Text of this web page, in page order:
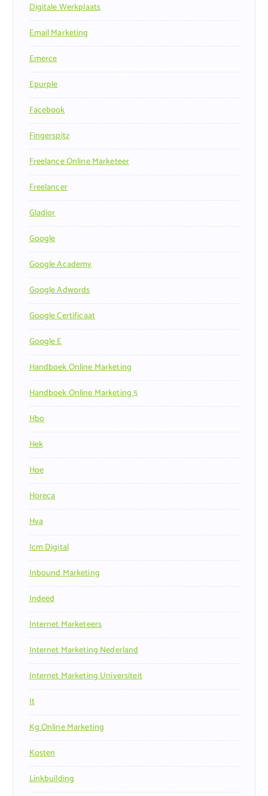
Digitale Werkplaats
Email Marketing
Emerce
Epurple
Facebook
Fingerspitz
Freelance Online Marketeer
Freelancer
Gladior
Google
Google Academy
Google Adwords
Google Certificaat
Google E
Handboek Online Marketing
Handboek Online Marketing 5
Hbo
Hek
Hoe
Horeca
Hva
Icm Digital
Inbound Marketing
Indeed
Internet Marketeers
Internet Marketing Nederland
Internet Marketing Universiteit
It
Kg Online Marketing
Kosten
Linkbuilding